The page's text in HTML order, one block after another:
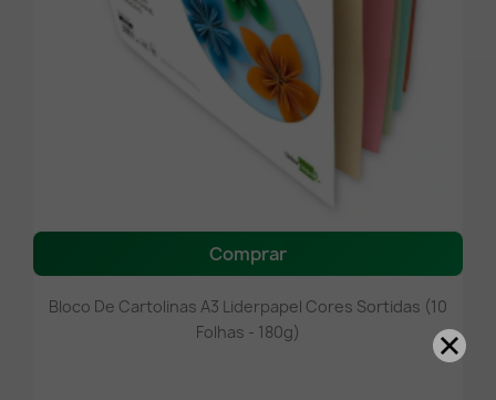
Comprar
Bloco De Cartolinas A3 Liderpapel Cores Sortidas (10
Folhas - 180g)